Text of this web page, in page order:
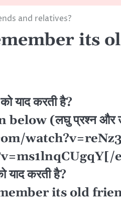
and relatives?
its
को याद करती है?
(लघु प्रश्न और
याद करती है?
its old